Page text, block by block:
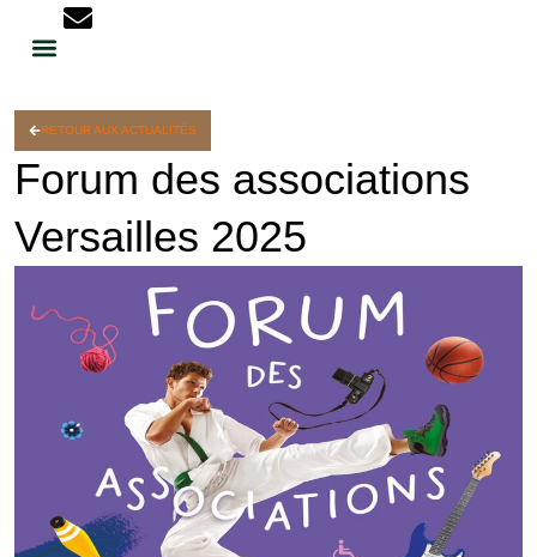
RETOUR AUX ACTUALITÉS
Forum des associations
Versailles 2025